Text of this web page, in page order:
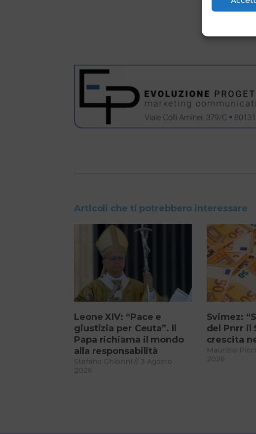
Articoli che ti potrebbero interessare
Leone XIV: “Pace e
giustizia per Ceuta”. Il
Papa richiama il mondo
alla responsabilità
Stefano Ghionni
3 Agosto
2026
Svimez:
del Pnrr il
crescita
Maurizio
2026